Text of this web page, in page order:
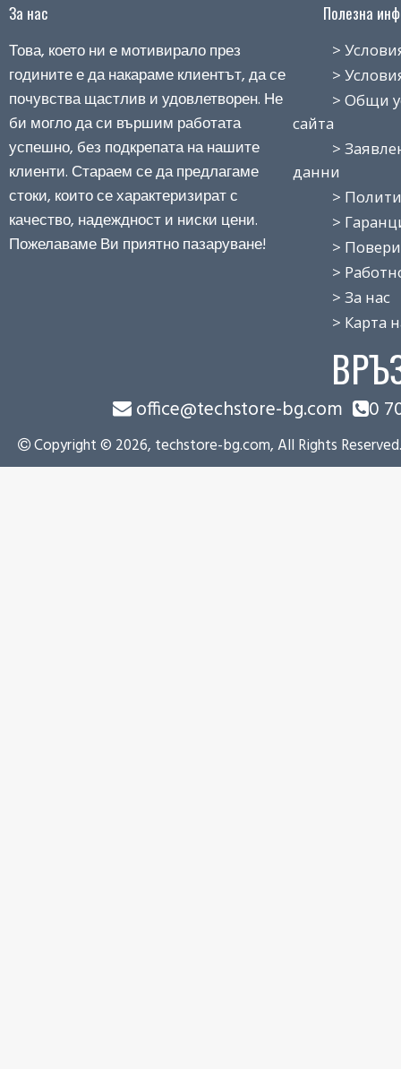
За нас
Това, което ни е мотивирало през
годините е да накараме клиентът, да се
почувства щастлив и удовлетворен. Не
би могло да си вършим работата
успешно, без подкрепата на нашите
клиенти. Стараем се да предлагаме
стоки, които се характеризират с
качество, надеждност и ниски цени.
Пожелаваме Ви приятно пазаруване!
Полезна
> Условия
> Условия
> Общи
сайта
>
данни
>
>
>
> Работно
> За нас
> Карта на
office@techstore-bg.com 0
Copyright © 2026, techstore-bg.com, All Rights Reserved.